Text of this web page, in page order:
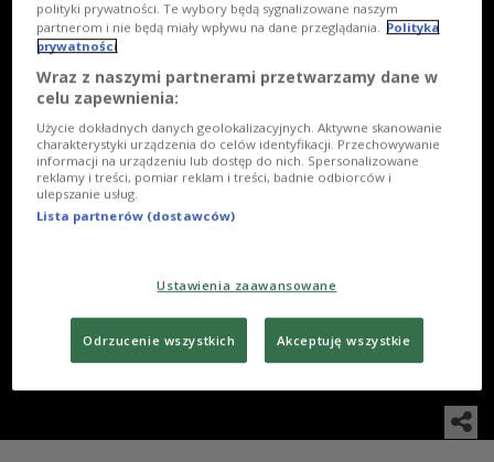
6/21
Foto: Piotr Podlewski
polityki prywatności. Te wybory będą sygnalizowane naszym
partnerom i nie będą miały wpływu na dane przeglądania. Polityka
prywatności
Wraz z naszymi partnerami przetwarzamy dane w
celu zapewnienia:
Użycie dokładnych danych geolokalizacyjnych. Aktywne skanowanie
charakterystyki urządzenia do celów identyfikacji. Przechowywanie
informacji na urządzeniu lub dostęp do nich. Spersonalizowane
reklamy i treści, pomiar reklam i treści, badnie odbiorców i
ulepszanie usług.
Lista partnerów (dostawców)
Ustawienia zaawansowane
Odrzucenie wszystkich Akceptuję wszystkie